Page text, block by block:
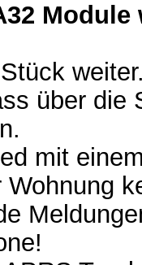
Module
über die
mit